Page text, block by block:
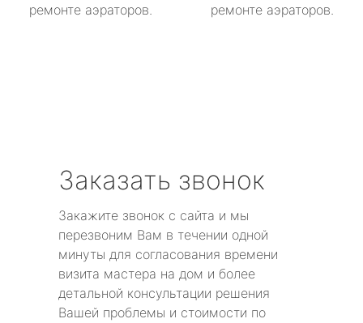
ремонте аэраторов.
ремонте аэраторов.
Заказать звонок
Закажите звонок с сайта и мы
перезвоним Вам в течении одной
минуты для согласования времени
визита мастера на дом и более
детальной консультации решения
Вашей проблемы и стоимости по